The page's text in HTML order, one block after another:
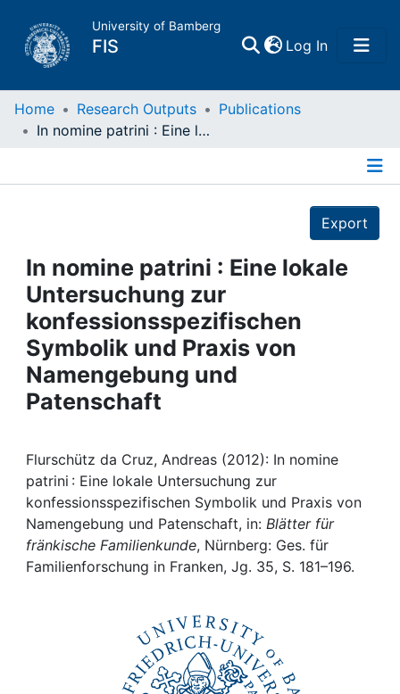
University of Bamberg
FIS Log In(current)
Home
Projects
People
Institutions
Awards
Help
Home Research Outputs
Publications
In nomine patrini : Eine lokale Untersuchung zur konfessionsspezifischen Symbolik und Praxis von Namengebung und Patenschaft
Export
In nomine patrini : Eine lokale
Untersuchung zur
konfessionsspezifischen
Symbolik und Praxis von
Namengebung und
Patenschaft
Flurschütz da Cruz, Andreas (2012): In nomine
patrini : Eine lokale Untersuchung zur
konfessionsspezifischen Symbolik und Praxis von
Namengebung und Patenschaft, in: Blätter für
fränkische Familienkunde, Nürnberg: Ges. für
Familienforschung in Franken, Jg. 35, S. 181–196.